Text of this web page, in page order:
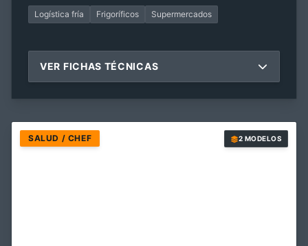
Logística fría
Frigoríficos Supermercados
VER FICHAS TÉCNICAS
SALUD / CHEF 2 MODELOS